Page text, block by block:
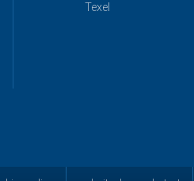
Texel